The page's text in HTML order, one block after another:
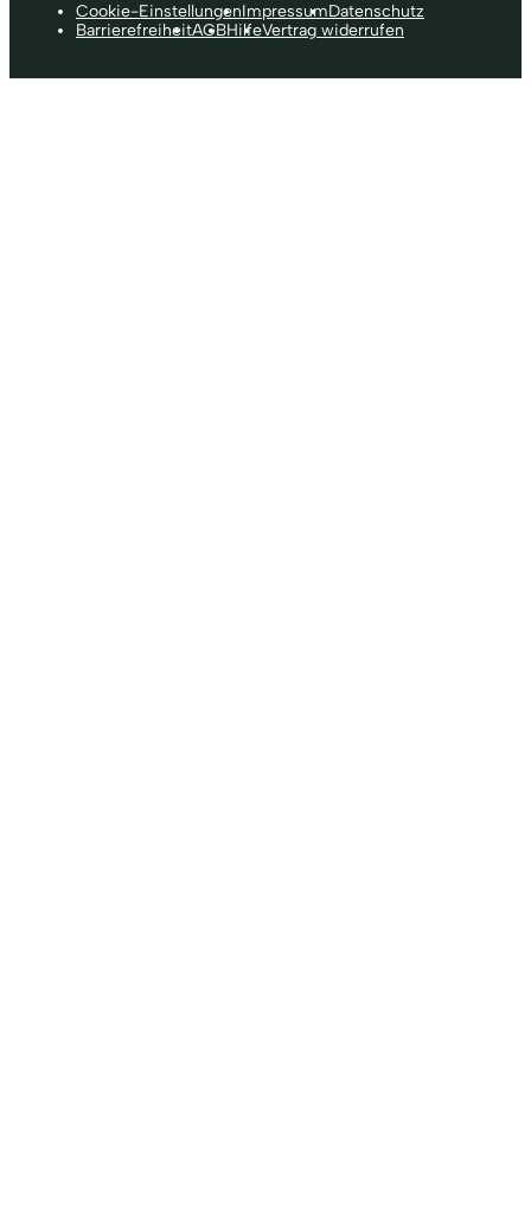
Cookie-EinstellungenImpressumDatenschutz
BarrierefreiheitAGBHilfeVertrag widerrufen